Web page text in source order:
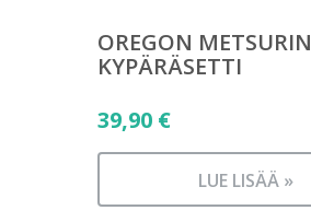
OREGON METSURIN
KYPÄRÄSETTI
39,90 €
LUE LISÄÄ »